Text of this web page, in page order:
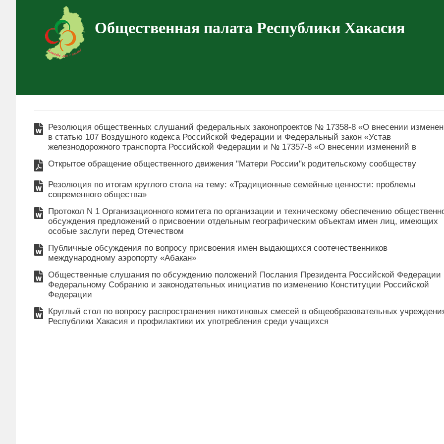
Общественная палата Республики Хакасия
Резолюция общественных слушаний федеральных законопроектов № 17358-8 «О внесении
в статью 107 Воздушного кодекса Российской Федерации и Федеральный закон «Устав
железнодорожного транспорта Российской Федерации и № 17357-8 «О внесении изменений в
Открытое обращение общественного движения "Матери России"к родительскому сообществу
Резолюция по итогам круглого стола на тему: «Традиционные семейные ценности: проблемы
современного общества»
Протокол N 1 Организационного комитета по организации и техническому обеспечению
обсуждения предложений о присвоении отдельным географическим объектам имен лиц, имеющих
особые заслуги перед Отечеством
Публичные обсуждения по вопросу присвоения имен выдающихся соотечественников
международному аэропорту «Абакан»
Общественные слушания по обсуждению положений Послания Президента Российской Федерации
Федеральному Собранию и законодательных инициатив по изменению Конституции Российской
Федерации
Круглый стол по вопросу распространения никотиновых смесей в общеобразовательных
Республики Хакасия и профилактики их употребления среди учащихся